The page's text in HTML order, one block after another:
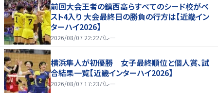
前回大会王者の鎮西高らすべてのシード校がベ
スト4入り 大会最終日の勝負の行方は【近畿イン
ターハイ2026】
2026/08/07 22:22バレー
横浜隼人が初優勝 女子最終順位と個人賞、試
合結果一覧【近畿インターハイ2026】
2026/08/07 17:23バレー